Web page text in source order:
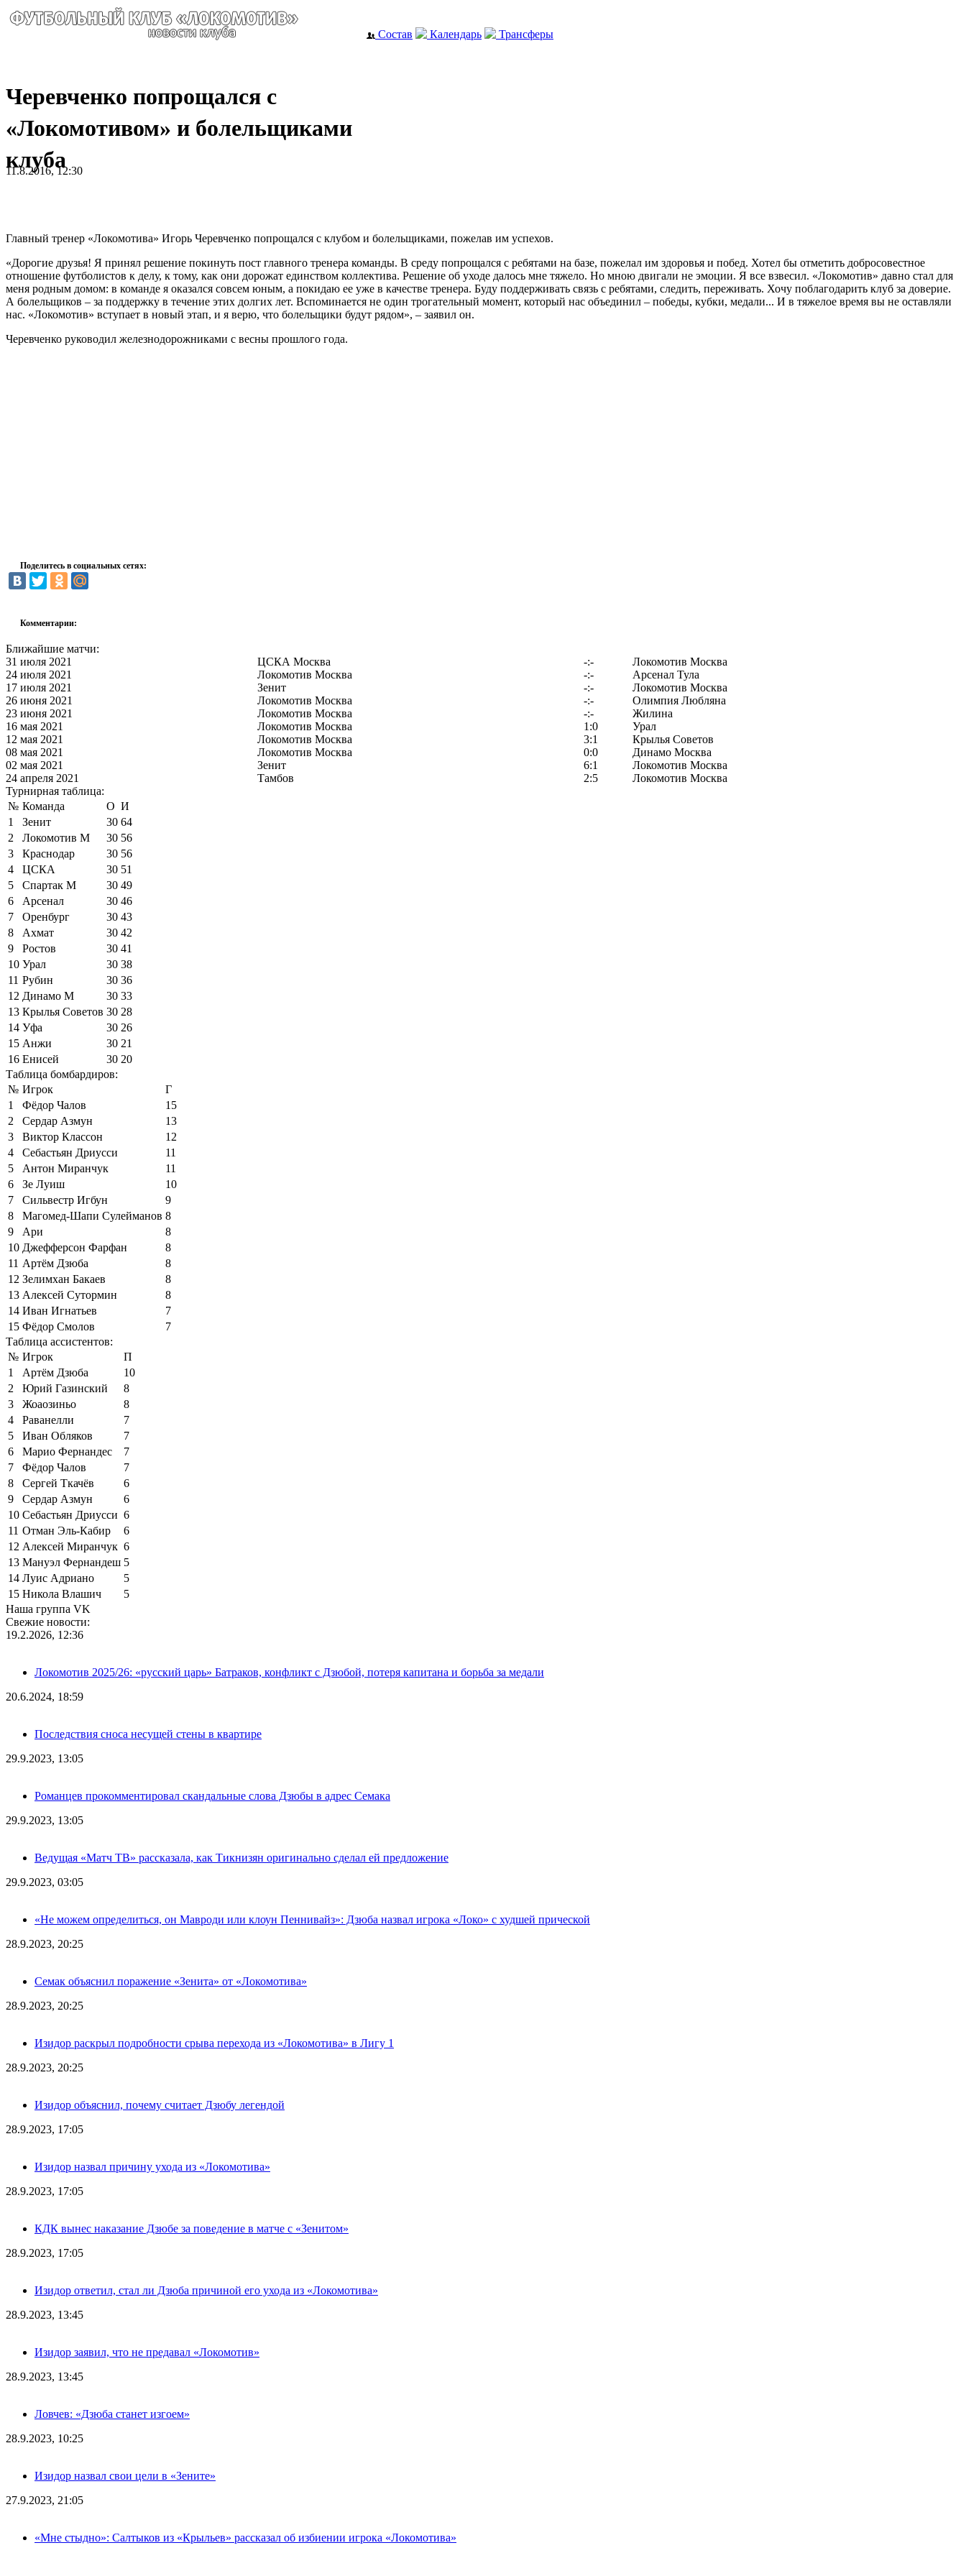
Состав Календарь Трансферы
Черевченко попрощался с
«Локомотивом» и болельщиками
клуба
11.8.2016, 12:30
Главный тренер «Локомотива» Игорь Черевченко попрощался с клубом и болельщиками, пожелав им успехов.
«Дорогие друзья! Я принял решение покинуть пост главного тренера команды. В среду попрощался с ребятами на базе, пожелал им здоровья и побед. Хотел бы отметить добросовестное
отношение футболистов к делу, к тому, как они дорожат единством коллектива. Решение об уходе далось мне тяжело. Но мною двигали не эмоции. Я все взвесил. «Локомотив» давно стал для
меня родным домом: в команде я оказался совсем юным, а покидаю ее уже в качестве тренера. Буду поддерживать связь с ребятами, следить, переживать. Хочу поблагодарить клуб за доверие.
А болельщиков – за поддержку в течение этих долгих лет. Вспоминается не один трогательный момент, который нас объединил – победы, кубки, медали... И в тяжелое время вы не оставляли
нас. «Локомотив» вступает в новый этап, и я верю, что болельщики будут рядом», – заявил он.
Черевченко руководил железнодорожниками с весны прошлого года.
Поделитесь в социальных сетях:
Комментарии:
Ближайшие матчи:
31 июля 2021
ЦСКА Москва -:-
Локомотив Москва
24 июля 2021
Локомотив Москва -:-
Арсенал Тула
17 июля 2021
Зенит -:-
Локомотив Москва
26 июня 2021
Локомотив Москва -:-
Олимпия Любляна
23 июня 2021
Локомотив Москва -:-
Жилина
16 мая 2021
Локомотив Москва 1:0
Урал
12 мая 2021
Локомотив Москва 3:1
Крылья Советов
08 мая 2021
Локомотив Москва 0:0
Динамо Москва
02 мая 2021
Зенит 6:1
Локомотив Москва
24 апреля 2021
Тамбов 2:5
Локомотив Москва
Турнирная таблица:
№ Команда О И
1
Зенит 30 64
2
Локомотив М 30 56
3
Краснодар 30 56
4
ЦСКА 30 51
5
Спартак М 30 49
6
Арсенал 30 46
7
Оренбург 30 43
8
Ахмат 30 42
9
Ростов 30 41
10 Урал 30 38
11 Рубин 30 36
12 Динамо М 30 33
13 Крылья Советов 30 28
14 Уфа 30 26
15 Анжи 30 21
16 Енисей 30 20
Таблица бомбардиров:
№ Игрок
Г
1
Фёдор Чалов
15
2
Сердар Азмун
13
3
Виктор Классон
12
4
Себастьян Дриусси
11
5
Антон Миранчук
11
6
Зе Луиш
10
7
Сильвестр Игбун
9
8
Магомед-Шапи Сулейманов 8
9
Ари
8
10 Джефферсон Фарфан
8
11 Артём Дзюба
8
12 Зелимхан Бакаев
8
13 Алексей Сутормин
8
14 Иван Игнатьев
7
15 Фёдор Смолов
7
Таблица ассистентов:
№ Игрок
П
1
Артём Дзюба
10
2
Юрий Газинский
8
3
Жоаозиньо
8
4
Раванелли
7
5
Иван Обляков
7
6
Марио Фернандес
7
7
Фёдор Чалов
7
8
Сергей Ткачёв
6
9
Сердар Азмун
6
10 Себастьян Дриусси 6
11 Отман Эль-Кабир
6
12 Алексей Миранчук 6
13 Мануэл Фернандеш 5
14 Луис Адриано
5
15 Никола Влашич
5
Наша группа VK
Свежие новости:
19.2.2026, 12:36
Локомотив 2025/26: «русский царь» Батраков, конфликт с Дзюбой, потеря капитана и борьба за медали
20.6.2024, 18:59
Последствия сноса несущей стены в квартире
29.9.2023, 13:05
Романцев прокомментировал скандальные слова Дзюбы в адрес Семака
29.9.2023, 13:05
Ведущая «Матч ТВ» рассказала, как Тикнизян оригинально сделал ей предложение
29.9.2023, 03:05
«Не можем определиться, он Мавроди или клоун Пеннивайз»: Дзюба назвал игрока «Локо» с худшей прической
28.9.2023, 20:25
Семак объяснил поражение «Зенита» от «Локомотива»
28.9.2023, 20:25
Изидор раскрыл подробности срыва перехода из «Локомотива» в Лигу 1
28.9.2023, 20:25
Изидор объяснил, почему считает Дзюбу легендой
28.9.2023, 17:05
Изидор назвал причину ухода из «Локомотива»
28.9.2023, 17:05
КДК вынес наказание Дзюбе за поведение в матче с «Зенитом»
28.9.2023, 17:05
Изидор ответил, стал ли Дзюба причиной его ухода из «Локомотива»
28.9.2023, 13:45
Изидор заявил, что не предавал «Локомотив»
28.9.2023, 13:45
Ловчев: «Дзюба станет изгоем»
28.9.2023, 10:25
Изидор назвал свои цели в «Зените»
27.9.2023, 21:05
«Мне стыдно»: Салтыков из «Крыльев» рассказал об избиении игрока «Локомотива»